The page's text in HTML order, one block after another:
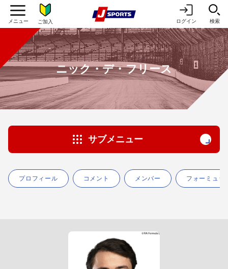
ご加入 ログイン 検索
ニック・デ・フリース
サブメニュー
プロフィール コメント メンバー フォーミュラ